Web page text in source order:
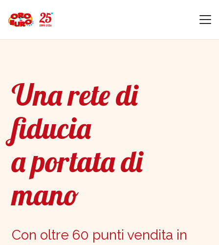
Una rete di
fiducia
a portata di
mano
Con oltre 60 punti vendita in